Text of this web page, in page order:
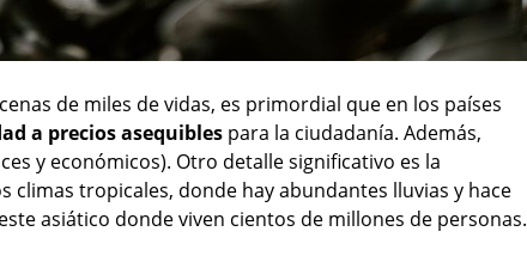
de miles de vidas, es primordial que en los países
a precios asequibles para la ciudadanía. Además,
y económicos). Otro detalle significativo es la
climas tropicales, donde hay abundantes lluvias y hace
asiático donde viven cientos de millones de personas.